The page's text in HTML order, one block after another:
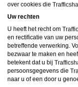
over cookies die
Uw rechten
U heeft het recht om
en rectificatie van uw
betreffende verwerking.
bezwaar te maken en
betekent dat u bij
persoonsgegevens die
naar u of een door u